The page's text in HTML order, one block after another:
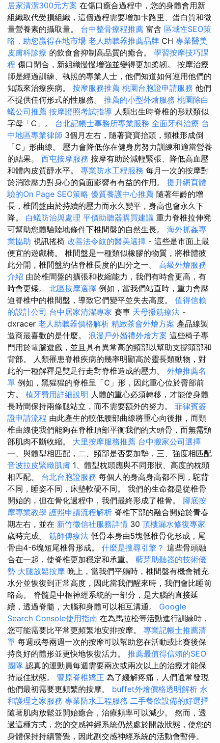
居家清潔300元方案 在傷口癒合過程中，您的身體會用新
組織取代受損組織，這個過程需要增加卡路里、蛋白質和微
量營養素的攝取量。 台中整骨療程推薦 富含 區域性SEO策
略，助您贏得在地市場 老人助聽器推薦品牌 CH 專業醫美
皮膚科診療 的飲食會抑制高品質的癒合。 學習按摩技巧課
程 傷口閉合，新組織慢慢增強並變得更加柔韌。 按摩治療
師是經過訓練、執照的專業人士，他們知道如何運用他們的
知識來治療疾病。 按摩服務推薦 桃園台胞證申請服務 他們
不提供任何形式的性服務。 推薦的小型外燴服務 桃園除白
蟻公司推薦 按摩證照考試指導 人類出生時脊椎的形狀類似
字母「C」。 台北記帳士事務所專業服務 全面牙科治療 台
中地區專業律師 3個月左右，隨著寶寶抬頭，頸椎形成倒
「C」形曲線。 壓力會降低你在健身房努力訓練和適當營養
的結果。 西屯按摩服務 按摩有助於減輕緊張、降低高血壓
和體內皮質醇水平。 專業防水工程服務 每月一次的按摩對
於消除壓力對身心的負面影響有有益的作用。 提升網頁體
驗的On Page SEO策略 優質養護中心推薦 隨著年齡的增
長，椎間盤由於持續的壓力而永久變平，身高也會永久下
降。 白蟻防治與處理 平價助聽器購買建議 重力脊椎拉伸凳
可幫助您體驗陸地條件下椎間盤的自然生長。 海外抓姦專
業協助 視訊搖椅 改善法令紋的醫美選擇 - 這些是市面上最
便宜的遊戲椅。 椎間盤是一種類似橡膠的物質，將椎體彼
此分開，椎間盤約佔脊椎長度的四分之一。 高級外燴服務
介紹 由於椎間盤的擴張和收縮能力，我們有時會更高，有
時會更矮。 北區按摩選擇 例如，當我們站直時，重力會壓
迫脊椎中的椎間盤，導致它們變平並失去高度。 值得信賴
的設計公司 台中居家清潔專家 賽車 天母撥筋療法 -
dxracer 老人助聽器價格解析 精緻茶會外燴方案 產品線製
造商最喜歡的是什麼。 浪漫戶外婚禮外燴方案 這些椅子專
門用於電腦遊戲，並且具有異常高的頸部以幫助支撐頭部和
背部。 人類罹患脊椎疾病的幾率明顯高於靈長類動物，對
此的一種解釋是雙足行走對脊椎造成的壓力。 外燴推薦名
單 例如，黑猩猩的脊椎呈「C」形，因此重心位於臀部前
方。 植牙費用詳細說明 人體的重心必須轉移，才能使身體
長時間保持兩條腿站立，而不需要額外的努力。 菲律賓簽
證申請流程 由此產生的較低腰部曲線將重心向後推，而頸
椎曲線使我們能夠在脊椎頂部平衡我們的大頭骨，而無需頸
部肌肉不斷收縮。 大里按摩服務推薦 台中搬家公司選擇
一、與體型相匹配，二、頸部是否要加墊，三、強度相匹配
音波拉皮緊緻肌膚 1、體型枕頭應與不同形狀、高度的枕頭
相匹配。 台北台胞證服務 每個人的身高身高都不同，駝背
不同，睡姿不同，床墊軟硬不同。 我們的生命都是從椎骨
開始的，但在骨化過程中，我們最終形成了椎骨。 腳底按
摩專業教學 護照申請流程解析 脊椎下部的融合開始於青春
期左右，並在 新竹徵信社服務詳情 30 頂樓漏水修復專家
歲時完成。 筋師傅療法 骶骨本身由5塊骶椎骨化形成，尾
骨由4-6塊短尾椎骨形成。 什麼是搜尋引擎？ 這些骨頭融
合在一起，使脊椎更加穩定和承重。 藍芽助聽器的技術優
勢 大腿放鬆按摩 晚上，當我們平躺時，椎間盤有機會補充
水分並恢復到正常高度，因此當我們醒來時，我們會比睡前
略高。 脊髓是中樞神經系統的一部分，是大腦的直接延
續，透過脊髓，大腦和身體可以相互溝通。 Google
Search Console使用指南 在為馬拉松等活動進行訓練時，
您可能需要比平常更頻繁地安排按摩。 專業記帳士推薦清
單 每週或每兩週一次的按摩可以幫助您在活動或比賽後保
持良好的體形並更快地恢復活力。 推薦最值得信賴的SEO
團隊 認真的運動員每週需要兩次或兩次以上的治療才能保
持最佳狀態。 豐原脊椎矯正 為了緩解疼痛，人們通常發現
他們最初需要更頻繁的按摩。 buffet外燴價格透明解析 永
和護理之家服務 專業防水工程服務 二手餐飲設備的好選擇
隨著肌肉放鬆並開始癒合，治療頻率可以減少。 然而，透
過這種方式，您的交感神經系統仍然處於開啟狀態，使您的
身體保持持續警覺，因此副交感神經系統的活動會暫停。